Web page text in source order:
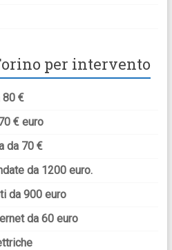
per intervento
80 €
€ euro
da 70 €
da 1200 euro.
da 900 euro
da 60 euro